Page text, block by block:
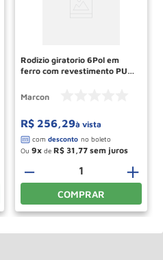
Rodizio giratorio 6Pol em
ferro com revestimento PU
Marcon
R$ 256,29à vista
Ou 9 de R$ 31 77
＋
－
COMPRAR